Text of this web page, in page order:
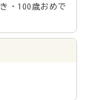
・100歳おめで